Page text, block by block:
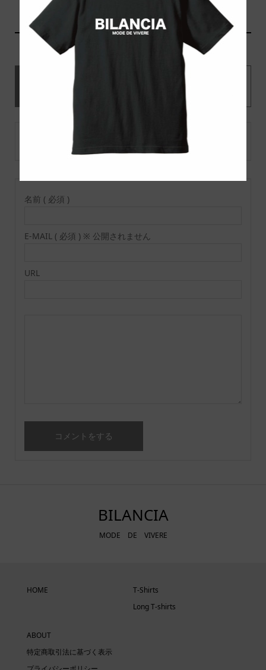
コメント ( 0 )
トラックバックは利用でき
ません。
この記事へのコメントはありません。
名前 ( 必須 )
E-MAIL ( 必須 ) ※ 公開されません
URL
BILANCIA
MODE DE VIVERE
HOME
T-Shirts
Long T-shirts
ABOUT
特定商取引法に基づく表示